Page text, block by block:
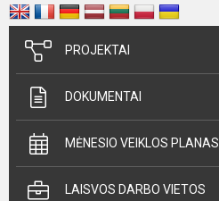
PROJEKTAI
DOKUMENTAI
MĖNESIO VEIKLOS PLANAS
LAISVOS DARBO VIETOS